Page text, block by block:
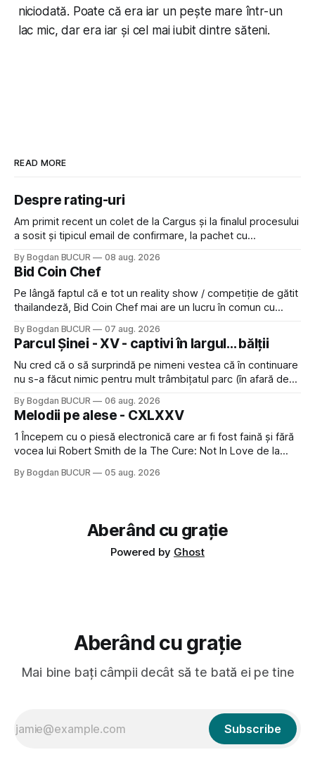
niciodată. Poate că era iar un pește mare într-un
lac mic, dar era iar și cel mai iubit dintre săteni.
READ MORE
Despre rating-uri
Am primit recent un colet de la Cargus și la finalul procesului
a sosit și tipicul email de confirmare, la pachet cu
feedback-ului și eram în toate bune, de data asta am dat
click să le las un rating. Un 5
By Bogdan BUCUR 08 aug. 2026
Bid Coin Chef
Pe lângă faptul că e tot un reality show / competiție de gătit
thailandeză, Bid Coin Chef mai are un lucru în comun cu
lăsat rece la prima vedere, după care m-a făcut să mă
îndrăgostesc de el. Nu mi-a plăcut faptul
By Bogdan BUCUR 07 aug. 2026
Parcul Șinei - XV - captivi în largul... bălții
Nu cred că o să surprindă pe nimeni vestea că în continuare
nu s-a făcut nimic pentru mult trâmbițatul parc (în afară de
timp pui și latră prin gard la lumea care trece prin zonă). Am
avut, în schimb, o belea
By Bogdan BUCUR 06 aug. 2026
Melodii pe alese - CXLXXV
1 Începem cu o piesă electronică care ar fi fost faină și fără
vocea lui Robert Smith de la The Cure: Not In Love de la
a dovedit că jumătatea masculină a acelui duo era cam
By Bogdan BUCUR 05 aug. 2026
Aberând cu grație
Powered by Ghost
Aberând cu grație
Mai bine bați câmpii decât să te bată ei pe tine
Subscribe